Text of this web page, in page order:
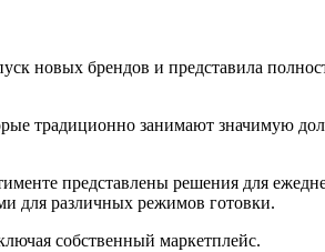
новых брендов и представила
традиционно занимают значимую
представлены решения для
для различных режимов готовки.
собственный маркетплейс.